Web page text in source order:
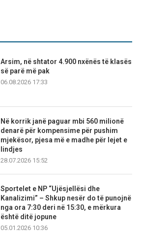
Arsim, në shtator 4.900 nxënës të klasës
së parë më pak
06.08.2026 17:33
Në korrik janë paguar mbi 560 milionë
denarë për kompensime për pushim
mjekësor, pjesa më e madhe për lejet e
lindjes
28.07.2026 15:52
Sportelet e NP “Ujësjellësi dhe
Kanalizimi” – Shkup nesër do të punojnë
nga ora 7:30 deri në 15:30, e mërkura
është ditë jopune
05.01.2026 10:36